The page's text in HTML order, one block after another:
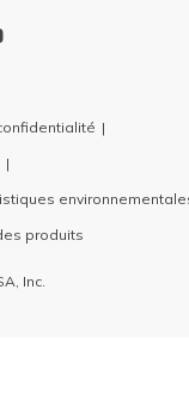
produits
Inc.